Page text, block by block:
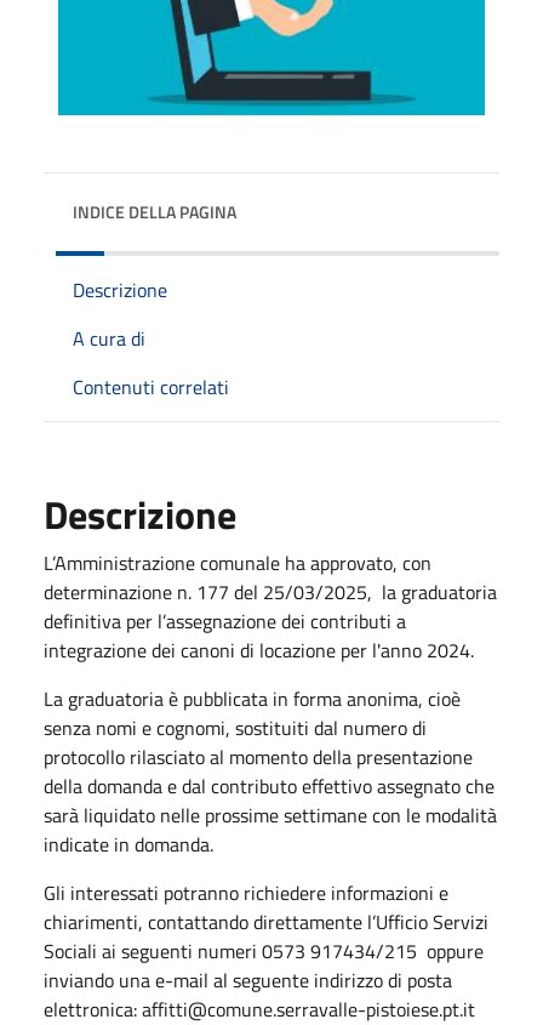
INDICE DELLA PAGINA
Descrizione
A cura di
Contenuti correlati
Descrizione
L’Amministrazione comunale ha approvato, con
determinazione n. 177 del 25/03/2025, la graduatoria
definitiva per l’assegnazione dei contributi a
integrazione dei canoni di locazione per l'anno 2024.
La graduatoria è pubblicata in forma anonima, cioè
senza nomi e cognomi, sostituiti dal numero di
protocollo rilasciato al momento della presentazione
della domanda e dal contributo effettivo assegnato che
sarà liquidato nelle prossime settimane con le modalità
indicate in domanda.
Gli interessati potranno richiedere informazioni e
chiarimenti, contattando direttamente l’Ufficio Servizi
Sociali ai seguenti numeri 0573 917434/215 oppure
inviando una e-mail al seguente indirizzo di posta
elettronica: affitti@comune.serravalle-pistoiese.pt.it